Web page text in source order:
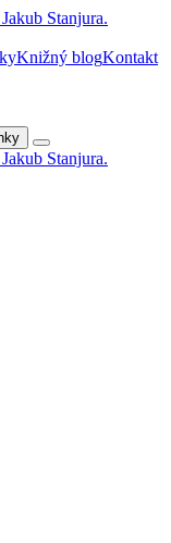
Knižný blogKontakt